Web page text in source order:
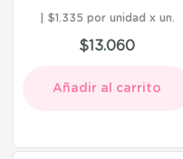
$1.335 por unidad
$13.060
Añadir al carrito